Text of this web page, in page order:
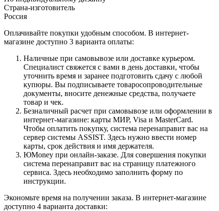
Страна-изготовитель
Россия
Оплачивайте покупки удобным способом. В интернет-
магазине доступно 3 варианта оплаты:
Наличные при самовывозе или доставке курьером.
Специалист свяжется с вами в день доставки, чтобы
уточнить время и заранее подготовить сдачу с любой
купюры. Вы подписываете товаросопроводительные
документы, вносите денежные средства, получаете
товар и чек.
Безналичный расчет при самовывозе или оформлении в
интернет-магазине: карты МИР, Visa и MasterCard.
Чтобы оплатить покупку, система перенаправит вас на
сервер системы ASSIST. Здесь нужно ввести номер
карты, срок действия и имя держателя.
ЮMoney при онлайн-заказе. Для совершения покупки
система перенаправит вас на страницу платежного
сервиса. Здесь необходимо заполнить форму по
инструкции.
Экономьте время на получении заказа. В интернет-магазине
доступно 4 варианта доставки: